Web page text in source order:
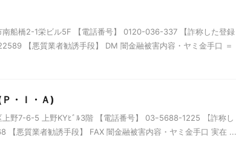
南船橋2-1栄ビル5F 【電話番号】 0120-036-337 【詐称した登録
【悪質業者勧誘手段】 DM 闇金融被害内容・ヤミ金手口 ＝
・Ｉ・Ａ)
上野7-6-5 上野KYﾋﾞﾙ3階 【電話番号】 03ｰ5688-1225 【詐称し
【悪質業者勧誘手段】 FAX 闇金融被害内容・ヤミ金手口 実在 ...